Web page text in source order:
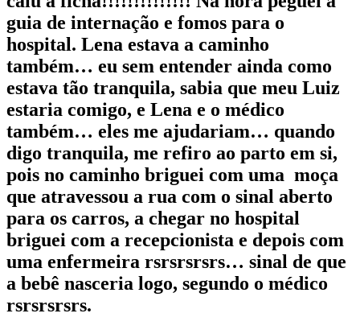
guia de internação e fomos para o
hospital. Lena estava a caminho
também… eu sem entender ainda como
estava tão tranquila, sabia que meu Luiz
estaria comigo, e Lena e o médico
também… eles me ajudariam… quando
digo tranquila, me refiro ao parto em si,
pois no caminho briguei com uma moça
que atravessou a rua com o sinal aberto
para os carros, a chegar no hospital
briguei com a recepcionista e depois com
uma enfermeira rsrsrsrsrs… sinal de que
a bebê nasceria logo, segundo o médico
rsrsrsrsrs.